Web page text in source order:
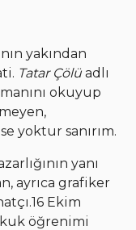
yakından
Tatar Çölü adlı
okuyup
yoktur sanırım.
yanı
ayrıca grafiker
Ekim
öğrenimi